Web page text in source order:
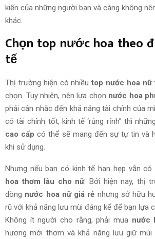
kiến của những người bạn và càng không
khác.
Chọn top nước hoa theo
tế
Thị trường hiện có nhiềutop nước hoa nữ
chọn. Tuy nhiên, nên lựa chọn nước hoa
phải cân nhắc đến khả năng tài chính của
có tài chính tốt, kinh tế ‘rủng rỉnh” thì
cao cấp có thể sẽ mang đến sự tự tin và
khi sử dụng.
Nhưng nếu bạn có kinh tế hạn hẹp vẫn có
hoa thơm lâu cho nữ. Bởi hiện nay, thị
dòng nước hoa nữ giá rẻ nhưng sở hữu
rũ với khả năng lưu mùi đáng kể để bạn lựa
Không ít người cho rằng, phải mua nước
hương mới thơm và khả năng lưu giữ